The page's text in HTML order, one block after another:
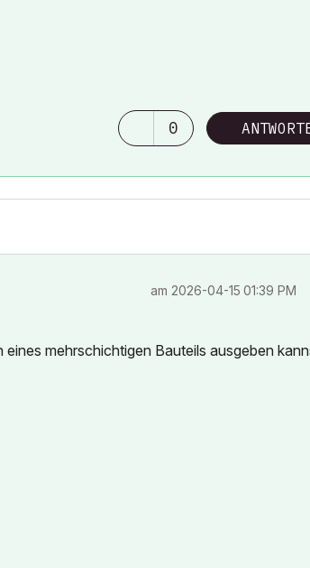
0
am ‎2026-04-15 01:39 PM
mehrschichtigen Bauteils ausgeben